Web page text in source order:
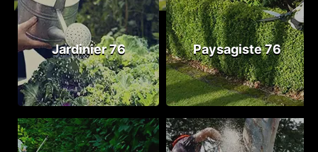
Jardinier 76 Paysagiste 76